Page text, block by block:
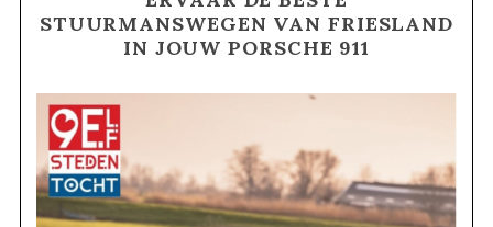
STUURMANSWEGEN VAN FRIESLAND
IN JOUW PORSCHE 911